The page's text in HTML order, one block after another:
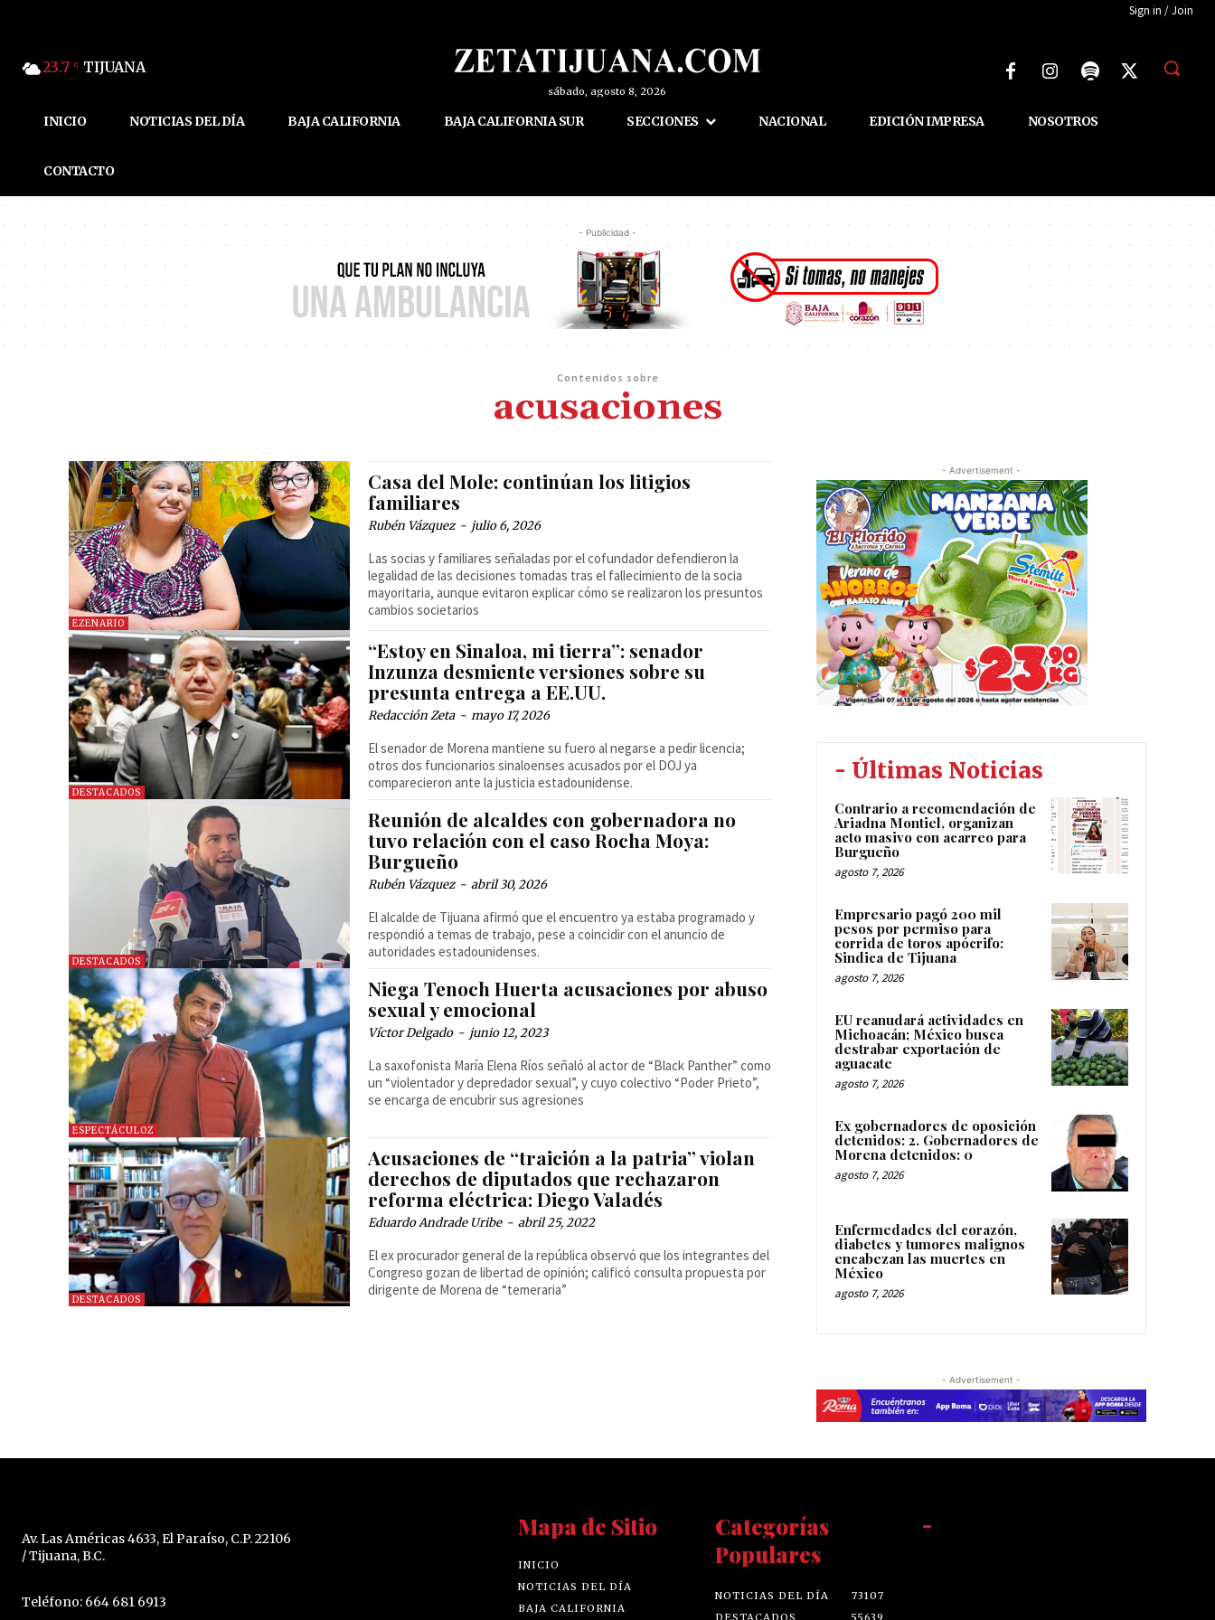
Sign in / Join
23.7 C TIJUANA
sábado, agosto 8, 2026
INICIO NOTICIAS DEL DÍA BAJA CALIFORNIA BAJA CALIFORNIA SUR SECCIONES NACIONAL EDICIÓN IMPRESA NOSOTROS
CONTACTO
- Publicidad -
Contenidos sobre
acusaciones
EZENARIO
Casa del Mole: continúan los litigios
familiares
Rubén Vázquez - julio 6, 2026
Las socias y familiares señaladas por el cofundador defendieron la
legalidad de las decisiones tomadas tras el fallecimiento de la socia
mayoritaria, aunque evitaron explicar cómo se realizaron los presuntos
cambios societarios
DESTACADOS
“Estoy en Sinaloa, mi tierra”: senador
Inzunza desmiente versiones sobre su
presunta entrega a EE.UU.
Redacción Zeta - mayo 17, 2026
El senador de Morena mantiene su fuero al negarse a pedir licencia;
otros dos funcionarios sinaloenses acusados por el DOJ ya
comparecieron ante la justicia estadounidense.
DESTACADOS
Reunión de alcaldes con gobernadora no
tuvo relación con el caso Rocha Moya:
Burgueño
Rubén Vázquez - abril 30, 2026
El alcalde de Tijuana afirmó que el encuentro ya estaba programado y
respondió a temas de trabajo, pese a coincidir con el anuncio de
autoridades estadounidenses.
ESPECTÁCULOZ
Niega Tenoch Huerta acusaciones por abuso
sexual y emocional
Víctor Delgado - junio 12, 2023
La saxofonista María Elena Ríos señaló al actor de “Black Panther” como
un “violentador y depredador sexual”, y cuyo colectivo “Poder Prieto”,
se encarga de encubrir sus agresiones
DESTACADOS
Acusaciones de “traición a la patria” violan
derechos de diputados que rechazaron
reforma eléctrica: Diego Valadés
Eduardo Andrade Uribe - abril 25, 2022
El ex procurador general de la república observó que los integrantes del
Congreso gozan de libertad de opinión; calificó consulta propuesta por
dirigente de Morena de “temeraria”
- Advertisement -
- Últimas Noticias
Contrario a recomendación de
Ariadna Montiel, organizan
acto masivo con acarreo para
Burgueño
agosto 7, 2026
Empresario pagó 200 mil
pesos por permiso para
corrida de toros apócrifo:
Sindica de Tijuana
agosto 7, 2026
EU reanudará actividades en
Michoacán; México busca
destrabar exportación de
aguacate
agosto 7, 2026
Ex gobernadores de oposición
detenidos: 2. Gobernadores de
Morena detenidos: 0
agosto 7, 2026
Enfermedades del corazón,
diabetes y tumores malignos
encabezan las muertes en
México
agosto 7, 2026
- Advertisement -
Av. Las Américas 4633, El Paraíso, C.P. 22106
/ Tijuana, B.C.
Teléfono: 664 681 6913
Mapa de Sitio
INICIO
NOTICIAS DEL DÍA
BAJA CALIFORNIA
Categorías
Populares
NOTICIAS DEL DÍA
73107
-